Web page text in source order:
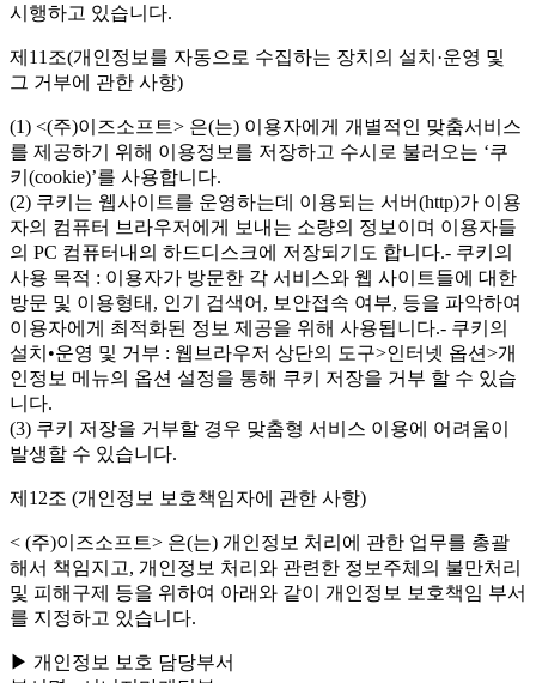
시행하고 있습니다.
제11조(개인정보를 자동으로 수집하는 장치의 설치·운영 및
그 거부에 관한 사항)
(1) <(주)이즈소프트> 은(는) 이용자에게 개별적인 맞춤서비스
를 제공하기 위해 이용정보를 저장하고 수시로 불러오는 ‘쿠
키(cookie)’를 사용합니다.
(2) 쿠키는 웹사이트를 운영하는데 이용되는 서버(http)가 이용
자의 컴퓨터 브라우저에게 보내는 소량의 정보이며 이용자들
의 PC 컴퓨터내의 하드디스크에 저장되기도 합니다.- 쿠키의
사용 목적 : 이용자가 방문한 각 서비스와 웹 사이트들에 대한
방문 및 이용형태, 인기 검색어, 보안접속 여부, 등을 파악하여
이용자에게 최적화된 정보 제공을 위해 사용됩니다.- 쿠키의
설치•운영 및 거부 : 웹브라우저 상단의 도구>인터넷 옵션>개
인정보 메뉴의 옵션 설정을 통해 쿠키 저장을 거부 할 수 있습
니다.
(3) 쿠키 저장을 거부할 경우 맞춤형 서비스 이용에 어려움이
발생할 수 있습니다.
제12조 (개인정보 보호책임자에 관한 사항)
< (주)이즈소프트> 은(는) 개인정보 처리에 관한 업무를 총괄
해서 책임지고, 개인정보 처리와 관련한 정보주체의 불만처리
및 피해구제 등을 위하여 아래와 같이 개인정보 보호책임 부서
를 지정하고 있습니다.
▶ 개인정보 보호 담당부서